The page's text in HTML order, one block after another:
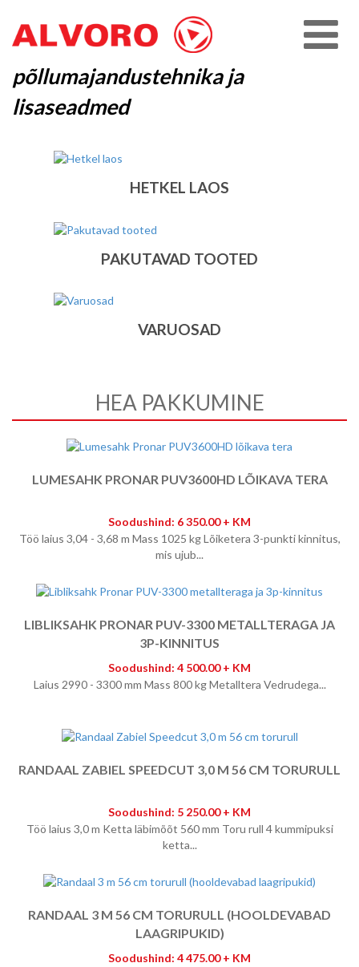
põllumajandustehnika ja
lisaseadmed
HETKEL LAOS
PAKUTAVAD TOOTED
VARUOSAD
HEA PAKKUMINE
LUMESAHK PRONAR PUV3600HD LÕIKAVA TERA
Soodushind: 6 350.00 + KM
Töö laius 3,04 - 3,68 m Mass 1025 kg Lõiketera 3-punkti kinnitus,
mis ujub...
LIBLIKSAHK PRONAR PUV-3300 METALLTERAGA JA
3P-KINNITUS
Soodushind: 4 500.00 + KM
Laius 2990 - 3300 mm Mass 800 kg Metalltera Vedrudega...
RANDAAL ZABIEL SPEEDCUT 3,0 M 56 CM TORURULL
Soodushind: 5 250.00 + KM
Töö laius 3,0 m Ketta läbimõõt 560 mm Toru rull 4 kummipuksi
ketta...
RANDAAL 3 M 56 CM TORURULL (HOOLDEVABAD
LAAGRIPUKID)
Soodushind: 4 475.00 + KM